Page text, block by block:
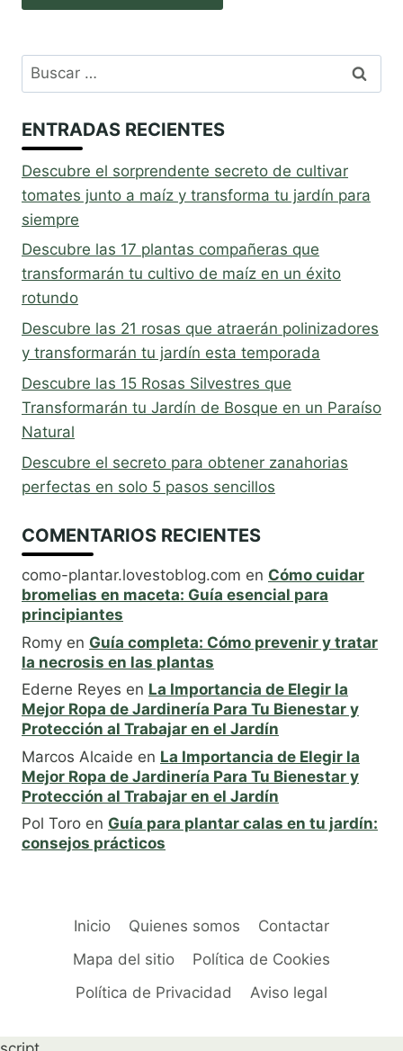
Buscar:
ENTRADAS RECIENTES
Descubre el sorprendente secreto de cultivar
tomates junto a maíz y transforma tu jardín para
siempre
Descubre las 17 plantas compañeras que
transformarán tu cultivo de maíz en un éxito
rotundo
Descubre las 21 rosas que atraerán polinizadores
y transformarán tu jardín esta temporada
Descubre las 15 Rosas Silvestres que
Transformarán tu Jardín de Bosque en un Paraíso
Natural
Descubre el secreto para obtener zanahorias
perfectas en solo 5 pasos sencillos
COMENTARIOS RECIENTES
como-plantar.lovestoblog.com en Cómo cuidar
bromelias en maceta: Guía esencial para
principiantes
Romy en Guía completa: Cómo prevenir y tratar
la necrosis en las plantas
Ederne Reyes en La Importancia de Elegir la
Mejor Ropa de Jardinería Para Tu Bienestar y
Protección al Trabajar en el Jardín
Marcos Alcaide en La Importancia de Elegir la
Mejor Ropa de Jardinería Para Tu Bienestar y
Protección al Trabajar en el Jardín
Pol Toro en Guía para plantar calas en tu jardín:
consejos prácticos
Inicio Quienes somos
Contactar
Mapa del sitio
Política de Cookies
Política de Privacidad
Aviso legal